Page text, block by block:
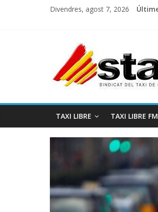
Divendres, agost 7, 2026
TAXI LIBRE TAXI LIBRE FM